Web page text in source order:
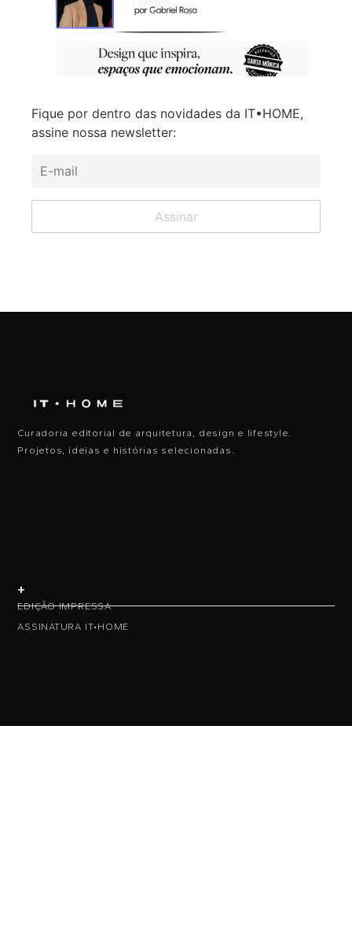
Fique por dentro das novidades da IT•HOME,
assine nossa newsletter:
Curadoria editorial de arquitetura, design e lifestyle.
Projetos, ideias e histórias selecionadas.
+
EDIÇÃO IMPRESSA
ASSINATURA IT•HOME